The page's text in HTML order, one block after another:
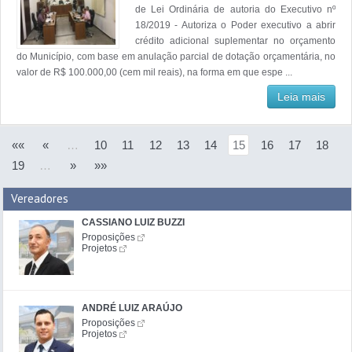
de Lei Ordinária de autoria do Executivo nº
18/2019 - Autoriza o Poder executivo a abrir
crédito adicional suplementar no orçamento
do Município, com base em anulação parcial de dotação orçamentária, no
valor de R$ 100.000,00 (cem mil reais), na forma em que espe ...
Leia mais
«« « … 10 11 12 13 14 15 16 17
18
19
… » »»
Vereadores
CASSIANO LUIZ BUZZI
Proposições
Projetos
ANDRÉ LUIZ ARAÚJO
Proposições
Projetos